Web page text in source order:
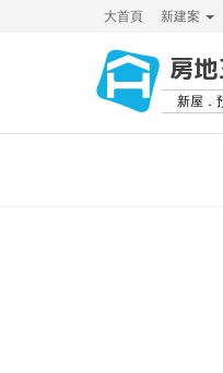
大首頁 新建案
房
新屋．